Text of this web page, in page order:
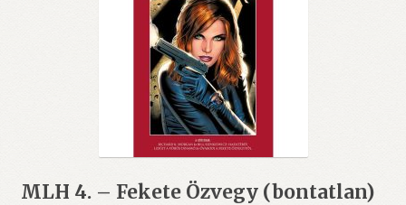
MLH 4. – Fekete Özvegy (bontatlan)